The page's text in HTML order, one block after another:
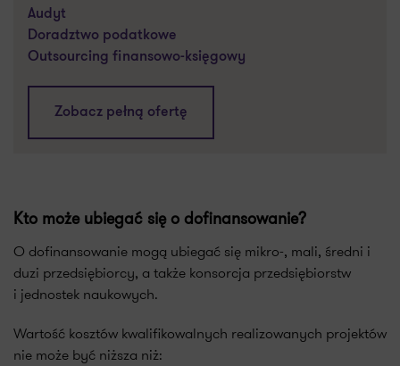
Audyt
Doradztwo podatkowe
Outsourcing finansowo-księgowy
Zobacz pełną ofertę
Kto może ubiegać się o dofinansowanie?
O dofinansowanie mogą ubiegać się mikro-, mali, średni i
duzi przedsiębiorcy, a także konsorcja przedsiębiorstw
i jednostek naukowych.
Wartość kosztów kwalifikowalnych realizowanych projektów
nie może być niższa niż: